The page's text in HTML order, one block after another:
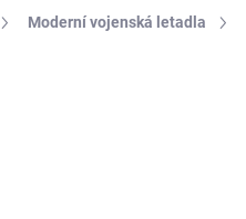
Moderní vojenská letadla